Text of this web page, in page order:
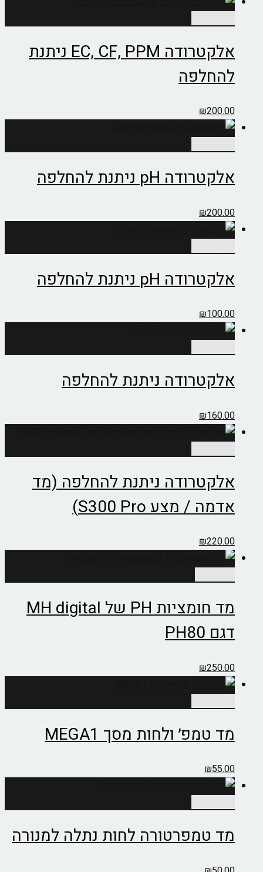
אלקטרודה EC, CF, PPM ניתנת
להחלפה
₪200.00
אלקטרודה pH ניתנת להחלפה
₪200.00
אלקטרודה pH ניתנת להחלפה
₪100.00
אלקטרודה ניתנת להחלפה
₪160.00
אלקטרודה ניתנת להחלפה (מד
אדמה / מצע S300 Pro)
₪220.00
מד חומציות PH של MH digital
דגם PH80
₪250.00
מד טמפ׳ ולחות מסך MEGA1
₪55.00
מד טמפרטורה לחות נתלה למנורה